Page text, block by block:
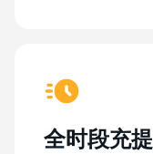
全时段充提